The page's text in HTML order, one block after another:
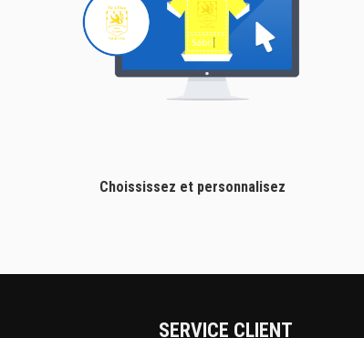
Choississez et personnalisez
SERVICE CLIENT